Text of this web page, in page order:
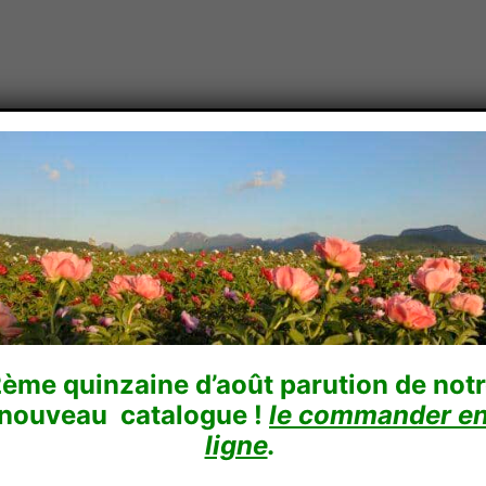
Boutique en ligne
quinzaine d’août parution de
catalogue !le commander
ligne.